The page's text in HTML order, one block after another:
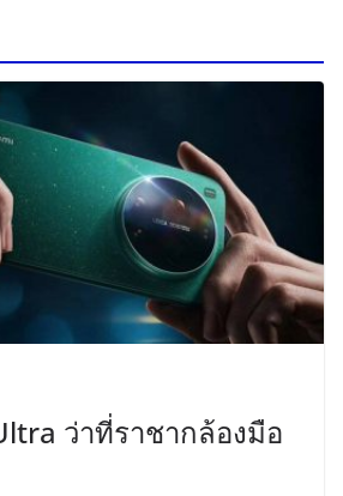
ว่าที่ราชากล้องมือ